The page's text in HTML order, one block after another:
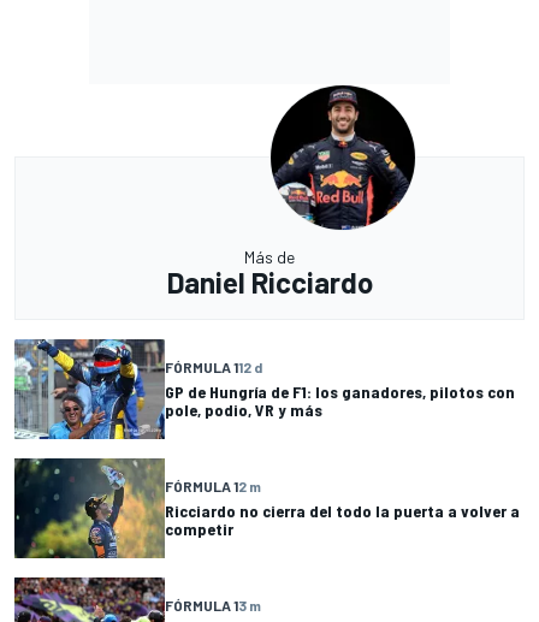
Más de
Daniel Ricciardo
FÓRMULA 112 d
GP de Hungría de F1: los ganadores, pilotos con
pole, podio, VR y más
FÓRMULA 12 m
Ricciardo no cierra del todo la puerta a volver a
competir
FÓRMULA 13 m